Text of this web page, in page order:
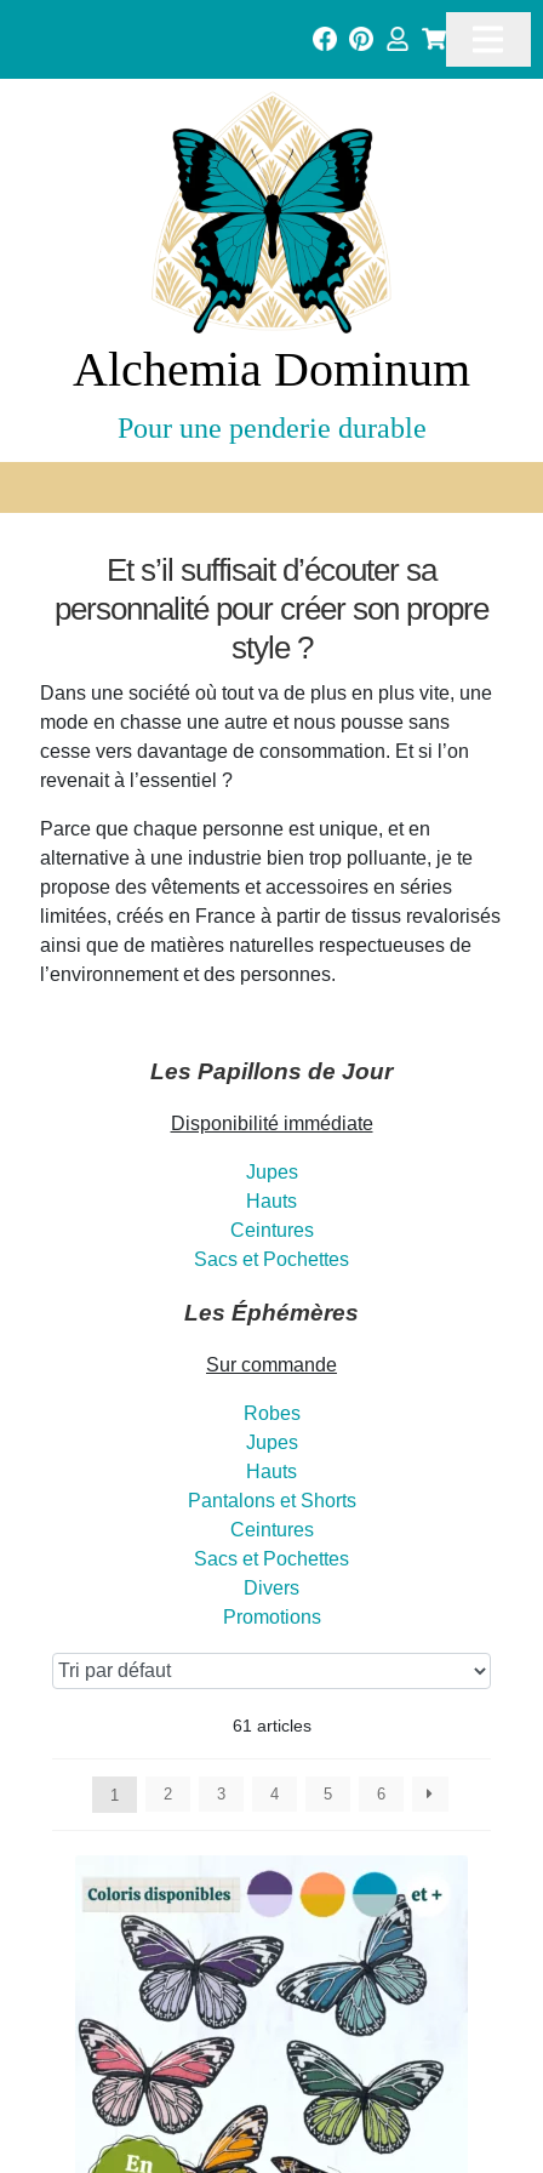
Alchemia Dominum
Pour une penderie durable
Et s’il suffisait d’écouter sa
personnalité pour créer son propre
style ?
Dans une société où tout va de plus en plus vite, une
mode en chasse une autre et nous pousse sans
cesse vers davantage de consommation. Et si l’on
revenait à l’essentiel ?
Parce que chaque personne est unique, et en
alternative à une industrie bien trop polluante, je te
propose des vêtements et accessoires en séries
limitées, créés en France à partir de tissus revalorisés
ainsi que de matières naturelles respectueuses de
l’environnement et des personnes.
Les Papillons de Jour
Disponibilité immédiate
Jupes
Hauts
Ceintures
Sacs et Pochettes
Les Éphémères
Sur commande
Robes
Jupes
Hauts
Pantalons et Shorts
Ceintures
Sacs et Pochettes
Divers
Promotions
61 articles
1 2 3 4 5 6